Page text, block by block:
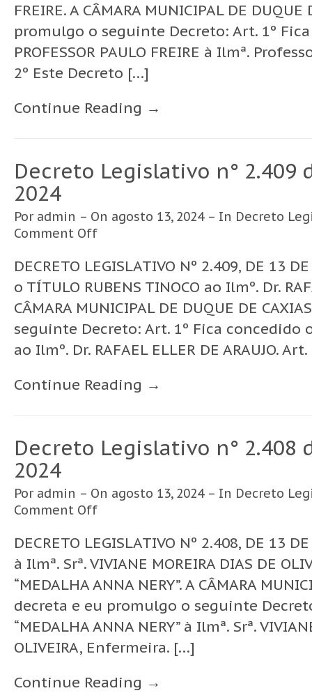
FREIRE. A CÂMARA MUNICIPAL DE
promulgo o seguinte Decreto: Art. 1º
PROFESSOR PAULO FREIRE à Ilmª.
2º Este Decreto […]
Continue Reading →
Decreto Legislativo n° 2.409
2024
Por admin – On agosto 13, 2024 – In Decreto
Comment Off
DECRETO LEGISLATIVO Nº 2.409, DE 13
o TÍTULO RUBENS TINOCO ao Ilmº. Dr.
CÂMARA MUNICIPAL DE DUQUE DE
seguinte Decreto: Art. 1º Fica concedido o
ao Ilmº. Dr. RAFAEL ELLER DE ARAUJO.
Continue Reading →
Decreto Legislativo n° 2.408
2024
Por admin – On agosto 13, 2024 – In Decreto
Comment Off
DECRETO LEGISLATIVO Nº 2.408, DE 13
à Ilmª. Srª. VIVIANE MOREIRA DIAS DE
“MEDALHA ANNA NERY”. A CÂMARA
decreta e eu promulgo o seguinte
“MEDALHA ANNA NERY” à Ilmª. Srª.
OLIVEIRA, Enfermeira. […]
Continue Reading →